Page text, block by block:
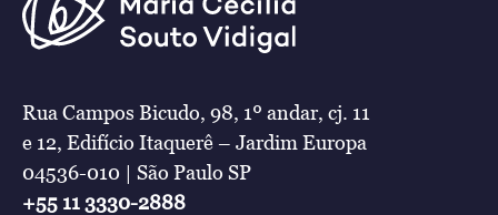
Rua Campos Bicudo, 98, 1º andar, cj. 11
e 12, Edifício Itaquerê – Jardim Europa
04536-010 | São Paulo SP
+55 11 3330-2888